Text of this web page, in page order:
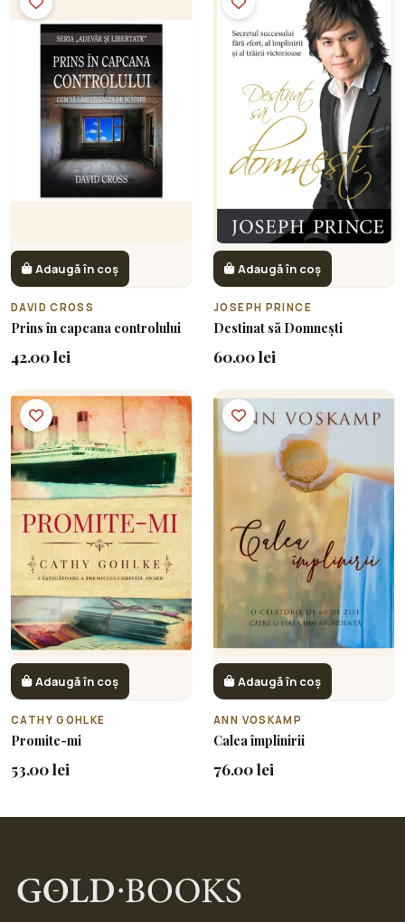
Adaugă în coș
DAVID CROSS
Prins în capcana controlului
42.00 lei
Adaugă în coș
JOSEPH PRINCE
Destinat să Domnești
60.00 lei
Adaugă în coș
CATHY GOHLKE
Promite-mi
53.00 lei
Adaugă în coș
ANN VOSKAMP
Calea împlinirii
76.00 lei